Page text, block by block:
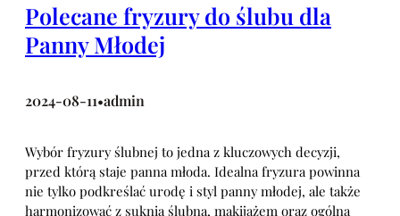
Polecane fryzury do ślubu dla
Panny Młodej
2024-08-11•admin
Wybór fryzury ślubnej to jedna z kluczowych decyzji,
przed którą staje panna młoda. Idealna fryzura powinna
nie tylko podkreślać urodę i styl panny młodej, ale także
harmonizować z suknią ślubną, makijażem oraz ogólną